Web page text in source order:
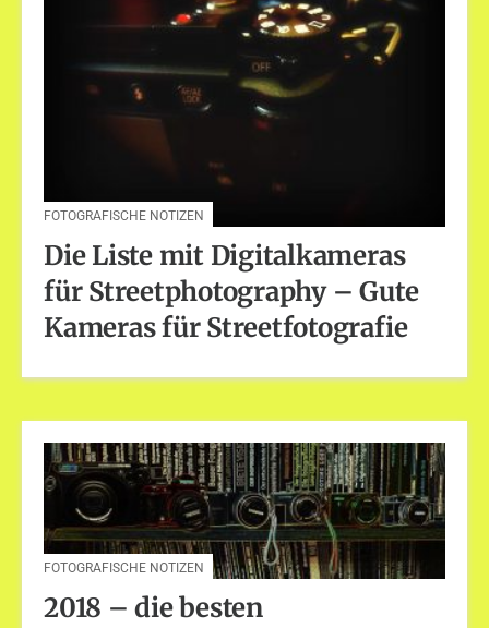
FOTOGRAFISCHE NOTIZEN
Die Liste mit Digitalkameras
für Streetphotography – Gute
Kameras für Streetfotografie
FOTOGRAFISCHE NOTIZEN
2018 – die besten